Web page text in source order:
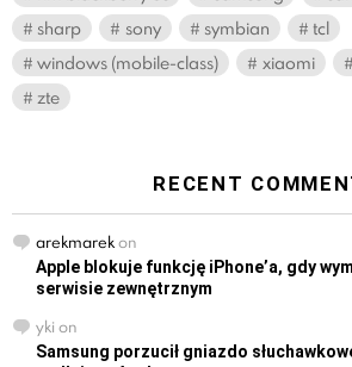
sharp
sony symbian
tcl
windows (mobile-class)
xiaomi
zte
RECENT
arekmarekon
Apple blokuje funkcję iPhone’a, gdy
serwisie zewnętrznym
yki on
Samsung porzucił gniazdo